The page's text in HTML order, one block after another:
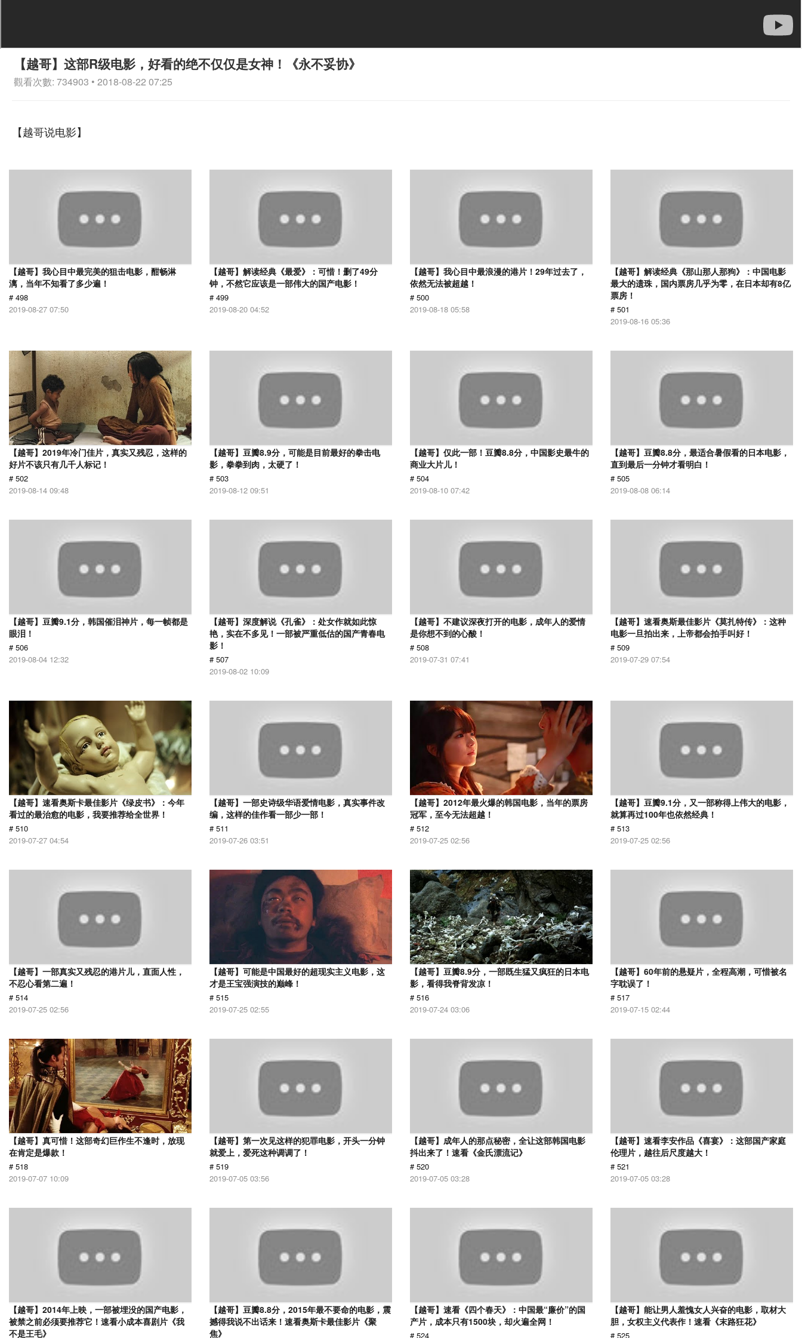
【越哥】这部R级电影，好看的绝不仅仅是女神！《永不妥协》
觀看次數: 734903 • 2018-08-22 07:25
【越哥说电影】
【越哥】我心目中最完美的狙击电影，酣畅淋
漓，当年不知看了多少遍！
# 498
2019-08-27 07:50
【越哥】解读经典《最爱》：可惜！删了49分
钟，不然它应该是一部伟大的国产电影！
# 499
2019-08-20 04:52
【越哥】我心目中最浪漫的港片！29年过去了，
依然无法被超越！
# 500
2019-08-18 05:58
【越哥】解读经典《那山那人那狗》：中国电影
最大的遗珠，国内票房几乎为零，在日本却有8亿
票房！
# 501
2019-08-16 05:36
【越哥】2019年冷门佳片，真实又残忍，这样的
好片不该只有几千人标记！
# 502
2019-08-14 09:48
【越哥】豆瓣8.9分，可能是目前最好的拳击电
影，拳拳到肉，太硬了！
# 503
2019-08-12 09:51
【越哥】仅此一部！豆瓣8.8分，中国影史最牛的
商业大片儿！
# 504
2019-08-10 07:42
【越哥】豆瓣8.8分，最适合暑假看的日本电影，
直到最后一分钟才看明白！
# 505
2019-08-08 06:14
【越哥】豆瓣9.1分，韩国催泪神片，每一帧都是
眼泪！
# 506
2019-08-04 12:32
【越哥】深度解说《孔雀》：处女作就如此惊
艳，实在不多见！一部被严重低估的国产青春电
影！
# 507
2019-08-02 10:09
【越哥】不建议深夜打开的电影，成年人的爱情
是你想不到的心酸！
# 508
2019-07-31 07:41
【越哥】速看奥斯最佳影片《莫扎特传》：这种
电影一旦拍出来，上帝都会拍手叫好！
# 509
2019-07-29 07:54
【越哥】速看奥斯卡最佳影片《绿皮书》：今年
看过的最治愈的电影，我要推荐给全世界！
# 510
2019-07-27 04:54
【越哥】一部史诗级华语爱情电影，真实事件改
编，这样的佳作看一部少一部！
# 511
2019-07-26 03:51
【越哥】2012年最火爆的韩国电影，当年的票房
冠军，至今无法超越！
# 512
2019-07-25 02:56
【越哥】豆瓣9.1分，又一部称得上伟大的电影，
就算再过100年也依然经典！
# 513
2019-07-25 02:56
【越哥】一部真实又残忍的港片儿，直面人性，
不忍心看第二遍！
# 514
2019-07-25 02:56
【越哥】可能是中国最好的超现实主义电影，这
才是王宝强演技的巅峰！
# 515
2019-07-25 02:55
【越哥】豆瓣8.9分，一部既生猛又疯狂的日本电
影，看得我脊背发凉！
# 516
2019-07-24 03:06
【越哥】60年前的悬疑片，全程高潮，可惜被名
字耽误了！
# 517
2019-07-15 02:44
【越哥】真可惜！这部奇幻巨作生不逢时，放现
在肯定是爆款！
# 518
2019-07-07 10:09
【越哥】第一次见这样的犯罪电影，开头一分钟
就爱上，爱死这种调调了！
# 519
2019-07-05 03:56
【越哥】成年人的那点秘密，全让这部韩国电影
抖出来了！速看《金氏漂流记》
# 520
2019-07-05 03:28
【越哥】速看李安作品《喜宴》：这部国产家庭
伦理片，越往后尺度越大！
# 521
2019-07-05 03:28
【越哥】2014年上映，一部被埋没的国产电影，
被禁之前必须要推荐它！速看小成本喜剧片《我
不是王毛》
【越哥】豆瓣8.8分，2015年最不要命的电影，震
撼得我说不出话来！速看奥斯卡最佳影片《聚
焦》
【越哥】速看《四个春天》：中国最“廉价”的国
产片，成本只有1500块，却火遍全网！
# 524
【越哥】能让男人羞愧女人兴奋的电影，取材大
胆，女权主义代表作！速看《末路狂花》
# 525